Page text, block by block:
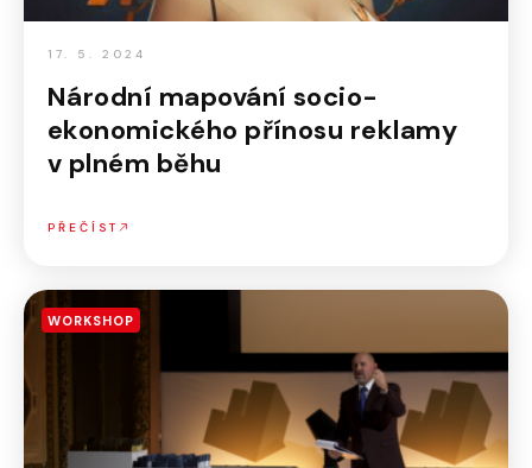
17. 5. 2024
Národní mapování socio-
ekonomického přínosu reklamy
v plném běhu
PŘEČÍST
WORKSHOP